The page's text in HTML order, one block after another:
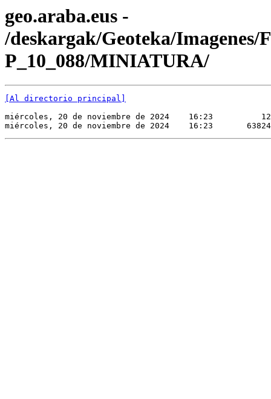
geo.araba.eus -
/deskargak/Geoteka/Imagenes/
P_10_088/MINIATURA/
[Al directorio principal]
miércoles, 20 de noviembre de 2024    16:23
miércoles, 20 de noviembre de 2024    16:23